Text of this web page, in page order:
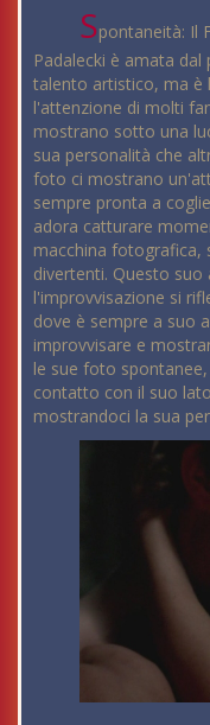
Spontaneità: Il
Padalecki è amata dal
talento artistico, ma è
l'attenzione di molti
mostrano sotto una
sua personalità che
foto ci mostrano
sempre pronta a
adora catturare
macchina fotografica,
divertenti. Questo
l'improvvisazione si
dove è sempre a suo
improvvisare e
le sue foto
contatto con il suo
mostrandoci la sua